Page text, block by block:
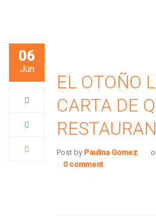
06
Jun
EL OTOÑO
CARTA DE
Post by Paulina Gomez
0 comment